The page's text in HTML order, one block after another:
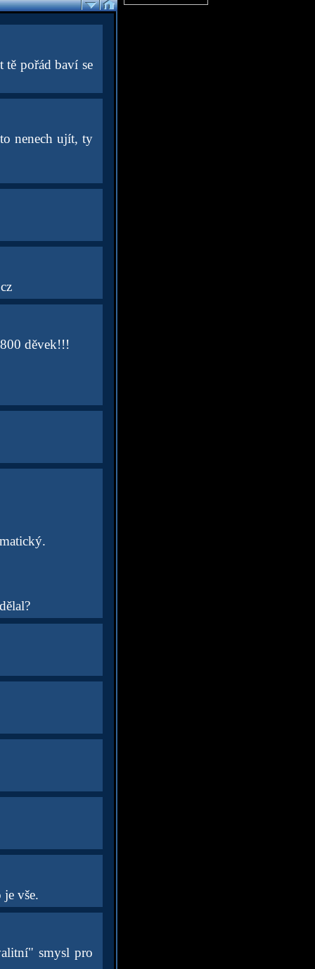
tě pořád baví se
nenech ujít, ty
děvek!!!
vše.
smysl pro